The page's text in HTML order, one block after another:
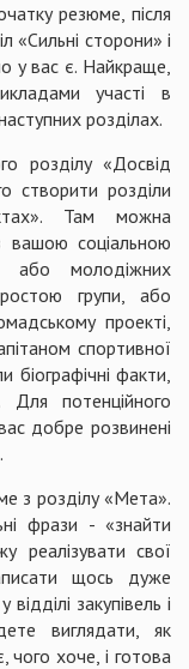
резюме, після
«Сильні сторони» і
у вас є. Найкраще,
участі в
розділах.
розділу «Досвід
створити розділи
Там можна
вашою соціальною
або молодіжних
групи, або
проекті,
спортивної
факти,
потенційного
добре розвинені
з розділу «Мета».
фрази - «знайти
свої
щось дуже
закупівель і
виглядати, як
чого хоче, і готова